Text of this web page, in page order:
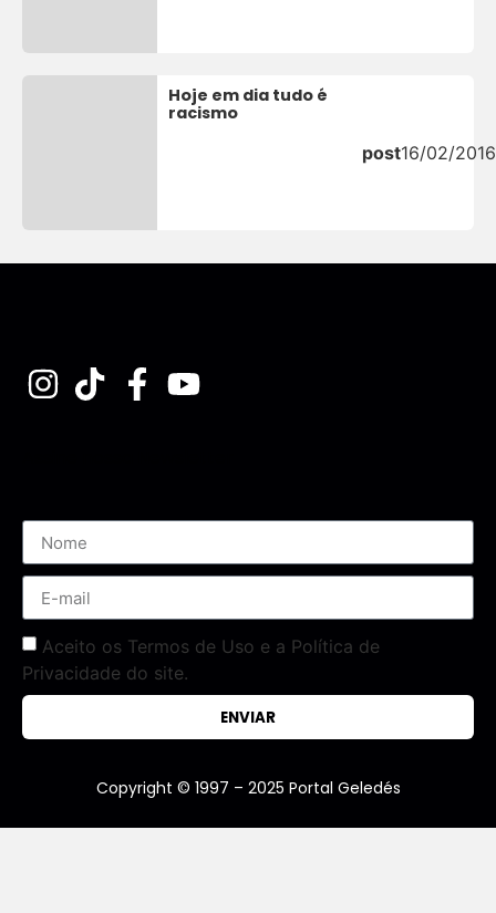
Hoje em dia tudo é
racismo
post16/02/2016
Aceito os Termos de Uso e a Política de
Privacidade do site.
ENVIAR
Copyright © 1997 – 2025 Portal Geledés